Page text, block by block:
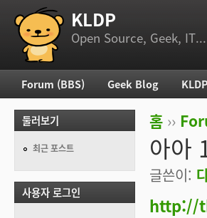
부 메뉴 KLDP
Open Source, Geek, IT...
현재 위치
홈 ››
아아
글쓴이:
http://
주 메뉴
Forum (BBS) Geek Blog
둘러보기
최근 포스트
사용자 로그인